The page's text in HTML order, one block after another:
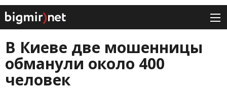
В Киеве две мошенницы
обманули около 400
человек